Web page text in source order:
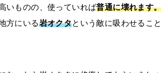
いものの、使っていれば普通に壊れます
方にいる岩オクタという敵に吸わせるこ